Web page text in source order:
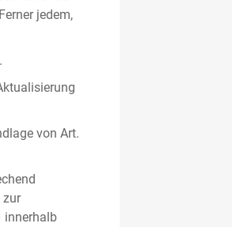
jedem,
von Art.
zur
innerhalb